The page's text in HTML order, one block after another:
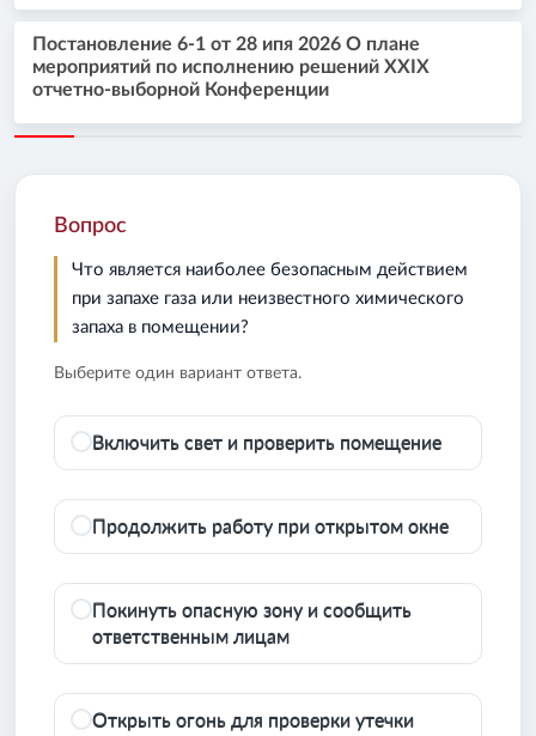
Постановление 6-1 от 28 ипя 2026 О плане
мероприятий по исполнению решений XXIX
отчетно-выборной Конференции
Вопрос
Что является наиболее безопасным действием
при запахе газа или неизвестного химического
запаха в помещении?
Выберите один вариант ответа.
Включить свет и проверить помещение
Продолжить работу при открытом окне
Покинуть опасную зону и сообщить
ответственным лицам
Открыть огонь для проверки утечки